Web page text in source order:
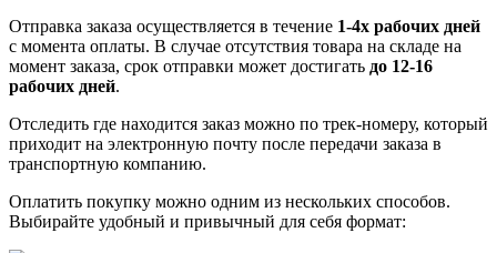
Отправка заказа осуществляется в течение 1-4х рабочих дней
с момента оплаты. В случае отсутствия товара на складе на
момент заказа, срок отправки может достигать до 12-16
рабочих дней.
Отследить где находится заказ можно по трек-номеру, который
приходит на электронную почту после передачи заказа в
транспортную компанию.
Оплатить покупку можно одним из нескольких способов.
Выбирайте удобный и привычный для себя формат: